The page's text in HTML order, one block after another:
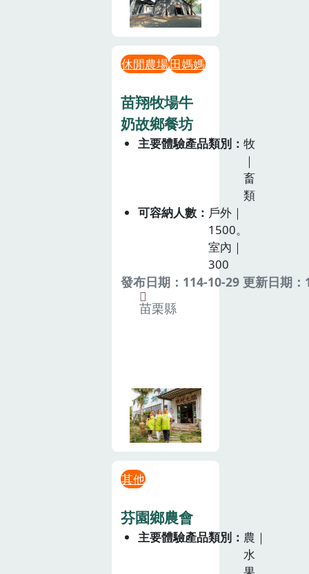
休閒農場田媽媽
苗翔牧場牛
奶故鄉餐坊
主要體驗產品類別
牧
｜
畜
類
可容納人數
戶外｜
1500。
室內｜
300
發布日期：114-10-29 更新日期
苗栗縣
其他
芬園鄉農會
主要體驗產品類別
農｜
水